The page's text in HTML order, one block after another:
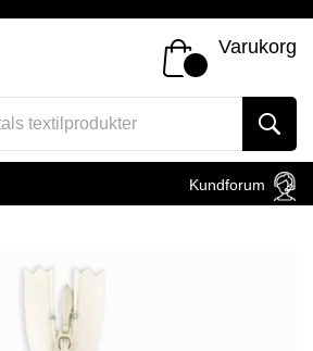
Varukorg
Kundforum